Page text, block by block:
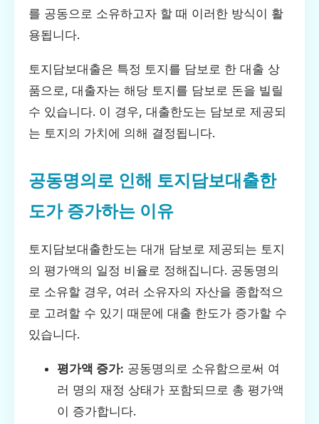
를 공동으로 소유하고자 할 때 이러한 방식이 활
용됩니다.
토지담보대출은 특정 토지를 담보로 한 대출 상
품으로, 대출자는 해당 토지를 담보로 돈을 빌릴
수 있습니다. 이 경우, 대출한도는 담보로 제공되
는 토지의 가치에 의해 결정됩니다.
공동명의로 인해 토지담보대출한
도가 증가하는 이유
토지담보대출한도는 대개 담보로 제공되는 토지
의 평가액의 일정 비율로 정해집니다. 공동명의
로 소유할 경우, 여러 소유자의 자산을 종합적으
로 고려할 수 있기 때문에 대출 한도가 증가할 수
있습니다.
평가액 증가: 공동명의로 소유함으로써 여
러 명의 재정 상태가 포함되므로 총 평가액
이 증가합니다.